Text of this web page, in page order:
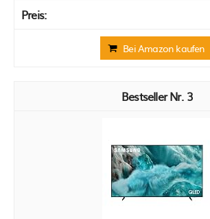
Bei Amazon kaufen
3